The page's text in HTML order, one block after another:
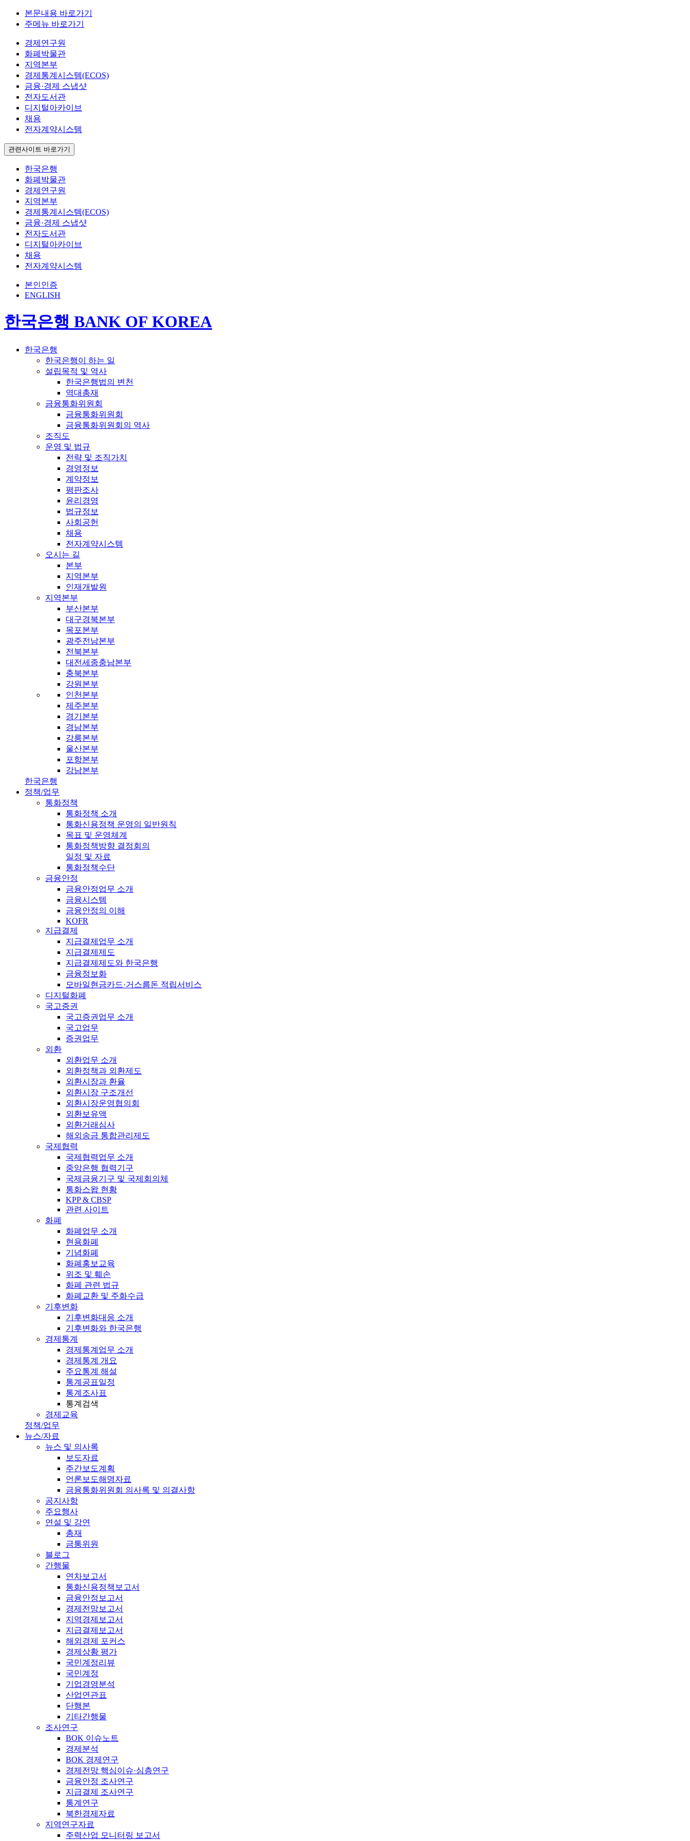
본문내용 바로가기
주메뉴 바로가기
경제연구원
화폐박물관
지역본부
경제통계시스템(ECOS)
금융·경제 스냅샷
전자도서관
디지털아카이브
채용
전자계약시스템
관련사이트 바로가기
한국은행
화폐박물관
경제연구원
지역본부
경제통계시스템(ECOS)
금융·경제 스냅샷
전자도서관
디지털아카이브
채용
전자계약시스템
본인인증
ENGLISH
한국은행 BANK OF KOREA
한국은행
한국은행이 하는 일
설립목적 및 역사
한국은행법의 변천
역대총재
금융통화위원회
금융통화위원회
금융통화위원회의 역사
조직도
운영 및 법규
전략 및 조직가치
경영정보
계약정보
평판조사
윤리경영
법규정보
사회공헌
채용
전자계약시스템
오시는 길
본부
지역본부
인재개발원
지역본부
부산본부
대구경북본부
목포본부
광주전남본부
전북본부
대전세종충남본부
충북본부
강원본부
인천본부
제주본부
경기본부
경남본부
강릉본부
울산본부
포항본부
강남본부
한국은행
정책/업무
통화정책
통화정책 소개
통화신용정책 운영의 일반원칙
목표 및 운영체계
통화정책방향 결정회의
일정 및 자료
통화정책수단
금융안정
금융안정업무 소개
금융시스템
금융안정의 이해
KOFR
지급결제
지급결제업무 소개
지급결제제도
지급결제제도와 한국은행
금융정보화
모바일현금카드·거스름돈 적립서비스
디지털화폐
국고증권
국고증권업무 소개
국고업무
증권업무
외환
외환업무 소개
외환정책과 외환제도
외환시장과 환율
외환시장 구조개선
외환시장운영협의회
외환보유액
외환거래심사
해외송금 통합관리제도
국제협력
국제협력업무 소개
중앙은행 협력기구
국제금융기구 및 국제회의체
통화스왑 현황
KPP & CBSP
관련 사이트
화폐
화폐업무 소개
현용화폐
기념화폐
화폐홍보교육
위조 및 훼손
화폐 관련 법규
화폐교환 및 주화수급
기후변화
기후변화대응 소개
기후변화와 한국은행
경제통계
경제통계업무 소개
경제통계 개요
주요통계 해설
통계공표일정
통계조사표
통계검색
경제교육
정책/업무
뉴스/자료
뉴스 및 의사록
보도자료
주간보도계획
언론보도해명자료
금융통화위원회 의사록 및 의결사항
공지사항
주요행사
연설 및 강연
총재
금통위원
블로그
간행물
연차보고서
통화신용정책보고서
금융안정보고서
경제전망보고서
지역경제보고서
지급결제보고서
해외경제 포커스
경제상황 평가
국민계정리뷰
국민계정
기업경영분석
산업연관표
단행본
기타간행물
조사연구
BOK 이슈노트
경제분석
BOK 경제연구
경제전망 핵심이슈·심층연구
금융안정 조사연구
지급결제 조사연구
통계연구
북한경제자료
지역연구자료
주력산업 모니터링 보고서